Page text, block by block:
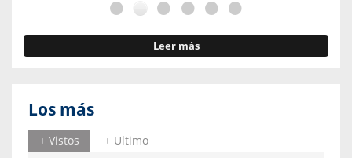
Leer más
Los más
+ Vistos
+ Ultimo